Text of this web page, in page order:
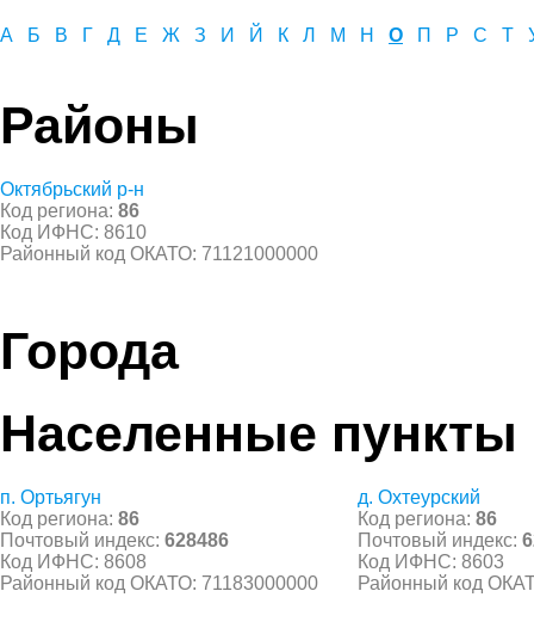
А Б В Г Д Е Ж З И Й К Л М Н О П Р С Т
Районы
Октябрьский р-н
Код региона: 86
Код ИФНС: 8610
Районный код ОКАТО: 71121000000
Города
Населенные пункты
п. Ортьягун
Код региона: 86
Почтовый индекс: 628486
Код ИФНС: 8608
Районный код ОКАТО: 71183000000
д. Охтеурский
Код региона: 86
Почтовый индекс:
Код ИФНС: 8603
Районный код